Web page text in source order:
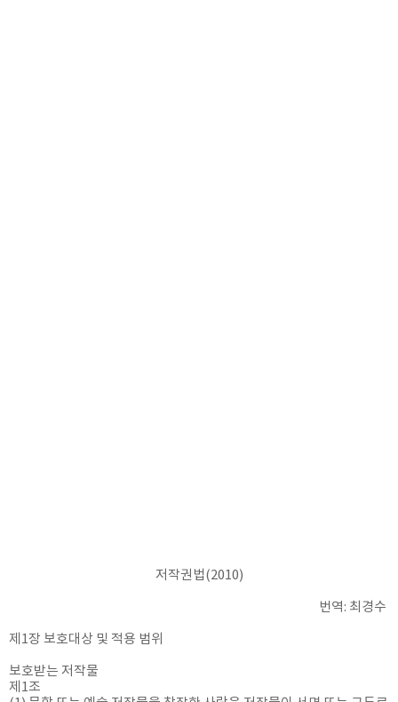
저작권법(2010)
번역: 최경수
제1장 보호대상 및 적용 범위
보호받는 저작물
제1조